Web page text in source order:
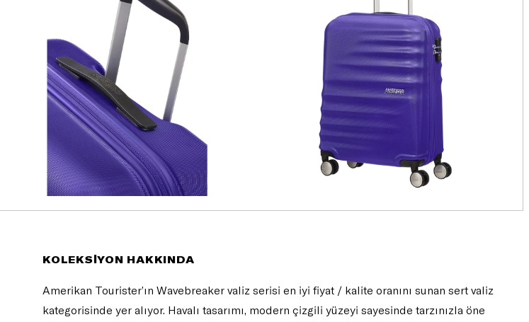
KOLEKSİYON HAKKINDA
Amerikan Tourister’ın Wavebreaker valiz serisi en iyi fiyat / kalite oranını sunan sert valiz
kategorisinde yer alıyor. Havalı tasarımı, modern çizgili yüzeyi sayesinde tarzınızla öne